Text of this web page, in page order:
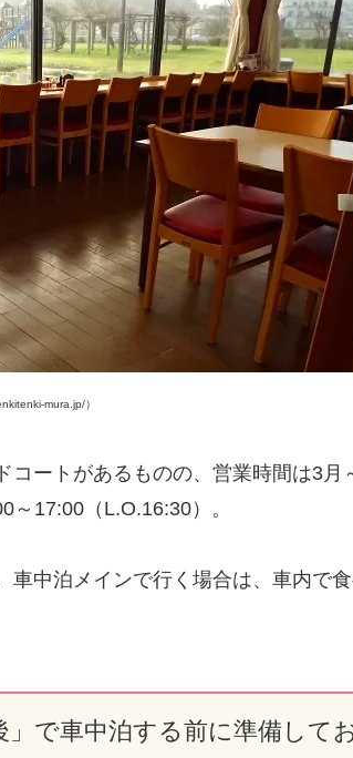
mura.jp/）
ートがあるものの、営業時間は3月
17:00（L.O.16:30）。
車中泊メインで行く場合は、車内で
で車中泊する前に準備して